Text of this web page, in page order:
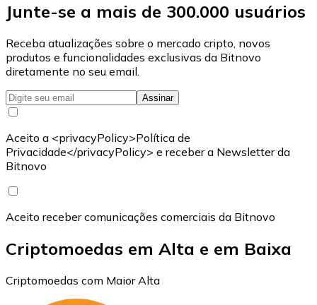
Junte-se a mais de 300.000 usuários
Receba atualizações sobre o mercado cripto, novos
produtos e funcionalidades exclusivas da Bitnovo
diretamente no seu email.
Assinar
Aceito a <privacyPolicy>Política de
Privacidade</privacyPolicy> e receber a Newsletter da
Bitnovo
Aceito receber comunicações comerciais da Bitnovo
Criptomoedas em Alta e em Baixa
Criptomoedas com Maior Alta